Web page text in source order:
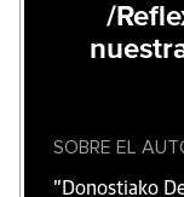
/
SOBRE EL
"Donostiako